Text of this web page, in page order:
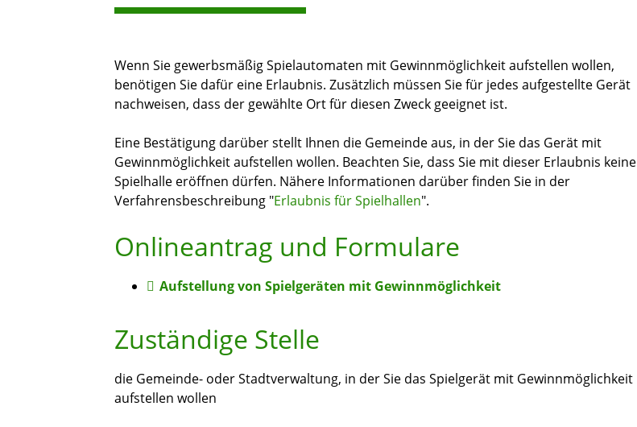
Wenn Sie gewerbsmäßig Spielautomaten mit Gewinnmöglichkeit aufstellen wollen,
benötigen Sie dafür eine Erlaubnis. Zusätzlich müssen Sie für jedes aufgestellte Gerät
nachweisen, dass der gewählte Ort für diesen Zweck geeignet ist.
Eine Bestätigung darüber stellt Ihnen die Gemeinde aus, in der Sie das Gerät mit
Gewinnmöglichkeit aufstellen wollen. Beachten Sie, dass Sie mit dieser Erlaubnis keine
Spielhalle eröffnen dürfen. Nähere Informationen darüber finden Sie in der
Verfahrensbeschreibung "Erlaubnis für Spielhallen".
Onlineantrag und Formulare
Aufstellung von Spielgeräten mit Gewinnmöglichkeit
Zuständige Stelle
die Gemeinde- oder Stadtverwaltung, in der Sie das Spielgerät mit Gewinnmöglichkeit
aufstellen wollen